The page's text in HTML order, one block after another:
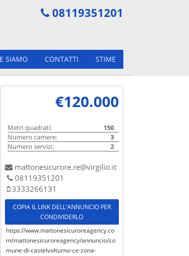
08119351201
SIAMO CONTATTI STIME
€120.000
Metri quadrati:
150
Numero camere:
3
Numero servizi:
2
mattonesicurore.re@virgilio.it
08119351201
3333266131
COPIA IL LINK DELL'ANNUNCIO PER
CONDIVIDERLO
https://www.mattonesicuroreagency.co
m/mattonesicuroreagency/annuncio/co
mune-di-castelvolturno-ce-zona-